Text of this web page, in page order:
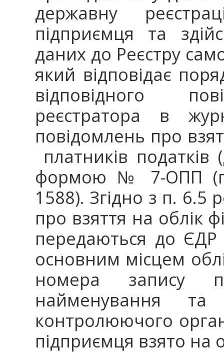
державну
підприємця та
даних до Реєстру
який відповідає
відповідного
реєстратора в
повідомлень про
платників
формою № 7-ОПП
1588). Згідно з п. 6.5
про взяття на облік
передаються до ЄДР
основним місцем
номера запису
найменування та
контролюючого
підприємця взято на